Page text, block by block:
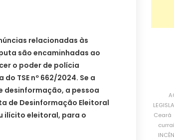
relacionadas às
são encaminhadas ao
o poder de polícia
TSE nº 662/2024. Se a
desinformação, a pessoa
de Desinformação Eleitoral
ilícito eleitoral, para o
Ceará